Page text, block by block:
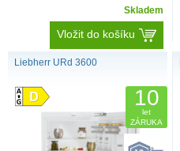
Skladem
Vložit do košíku
Liebherr URd 3600
10
let
ZÁRUKA